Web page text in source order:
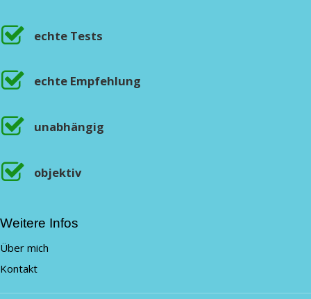
echte Tests
echte Empfehlung
unabhängig
objektiv
Weitere Infos
Über mich
Kontakt